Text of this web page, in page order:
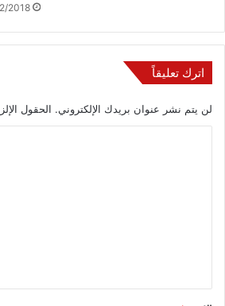
2018
اترك تعليقاً
لن يتم نشر عنوان بريدك الإلكتروني. الحقول